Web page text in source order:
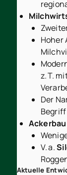
Hoher
z. T.
Der
Ackerbau
V. a.
Aktuelle